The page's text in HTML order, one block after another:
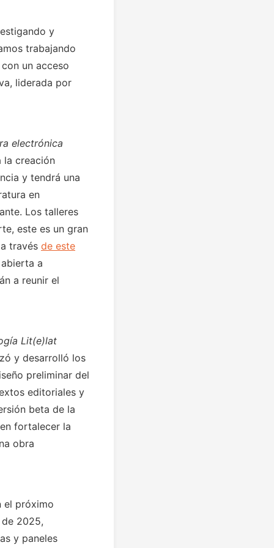
y
trabajando
un acceso
liderada por
electrónica
la creación
y tendrá una
en
Los talleres
este es un gran
través de este
a
a reunir el
Lit(e)lat
y desarrolló los
preliminar del
editoriales y
beta de la
fortalecer la
obra
el próximo
2025,
y paneles